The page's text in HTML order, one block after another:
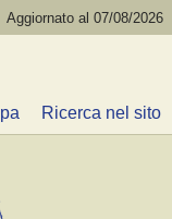
Aggiornato al 07/08/2026
Ricerca nel sito